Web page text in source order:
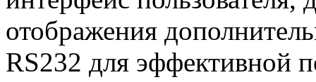
отображения
RS232 для эффективной